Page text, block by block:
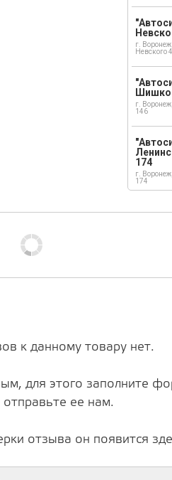
г.
Невского
г.
146
174
г.
174
к данному товару нет.
для этого заполните
отправьте ее нам.
отзыва он появится